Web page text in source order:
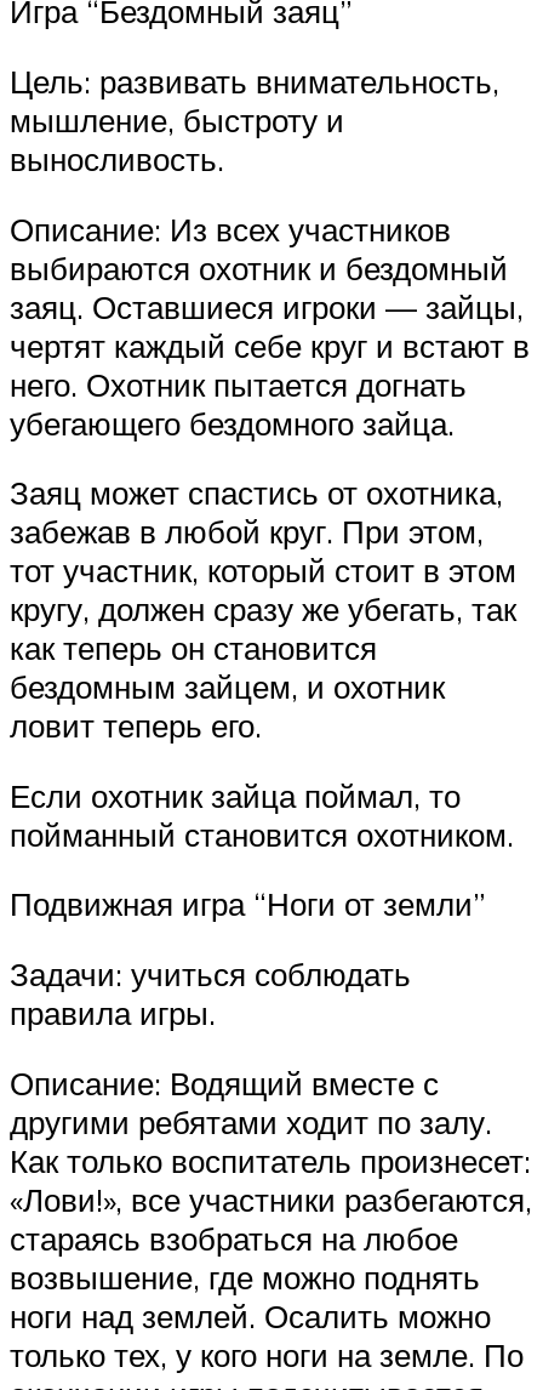
Игра “Бездомный заяц”
Цель: развивать внимательность,
мышление, быстроту и
выносливость.
Описание: Из всех участников
выбираются охотник и бездомный
заяц. Оставшиеся игроки — зайцы,
чертят каждый себе круг и встают в
него. Охотник пытается догнать
убегающего бездомного зайца.
Заяц может спастись от охотника,
забежав в любой круг. При этом,
тот участник, который стоит в этом
кругу, должен сразу же убегать, так
как теперь он становится
бездомным зайцем, и охотник
ловит теперь его.
Если охотник зайца поймал, то
пойманный становится охотником.
Подвижная игра “Ноги от земли”
Задачи: учиться соблюдать
правила игры.
Описание: Водящий вместе с
другими ребятами ходит по залу.
Как только воспитатель произнесет:
«Лови!», все участники разбегаются,
стараясь взобраться на любое
возвышение, где можно поднять
ноги над землей. Осалить можно
только тех, у кого ноги на земле. По